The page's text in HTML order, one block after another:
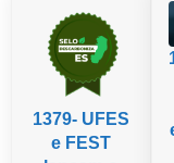
1379- UFES
e FEST